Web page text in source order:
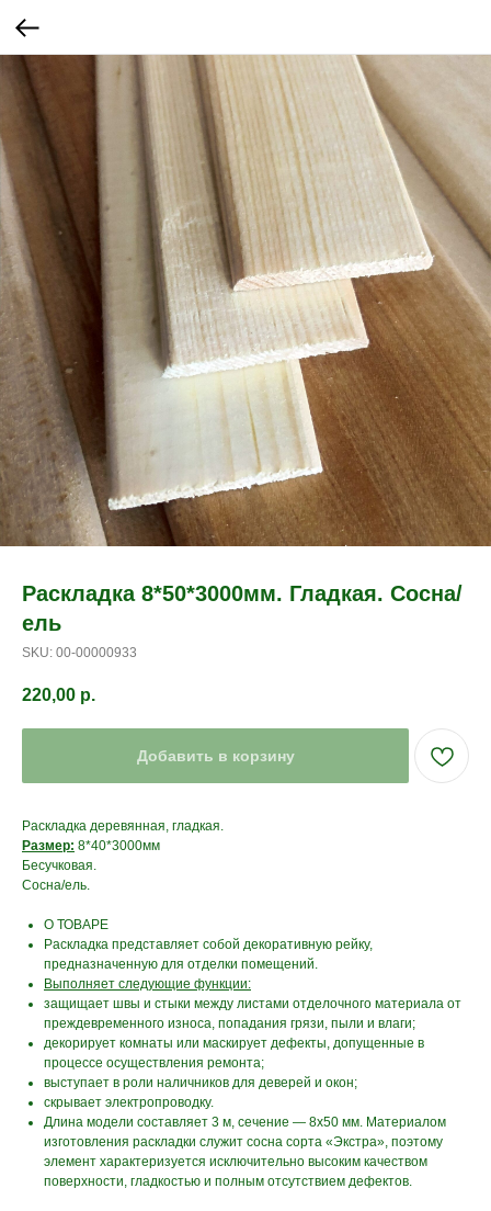
Раскладка 8*50*3000мм. Гладкая. Сосна/
ель
SKU: 00-00000933
220,00 р.
Добавить в корзину
Раскладка деревянная, гладкая.
Размер: 8*40*3000мм
Бесучковая.
Сосна/ель.
О ТОВАРЕ
Раскладка представляет собой декоративную рейку,
предназначенную для отделки помещений.
Выполняет следующие функции:
защищает швы и стыки между листами отделочного материала от
преждевременного износа, попадания грязи, пыли и влаги;
декорирует комнаты или маскирует дефекты, допущенные в
процессе осуществления ремонта;
выступает в роли наличников для деверей и окон;
скрывает электропроводку.
Длина модели составляет 3 м, сечение — 8x50 мм. Материалом
изготовления раскладки служит сосна сорта «Экстра», поэтому
элемент характеризуется исключительно высоким качеством
поверхности, гладкостью и полным отсутствием дефектов.